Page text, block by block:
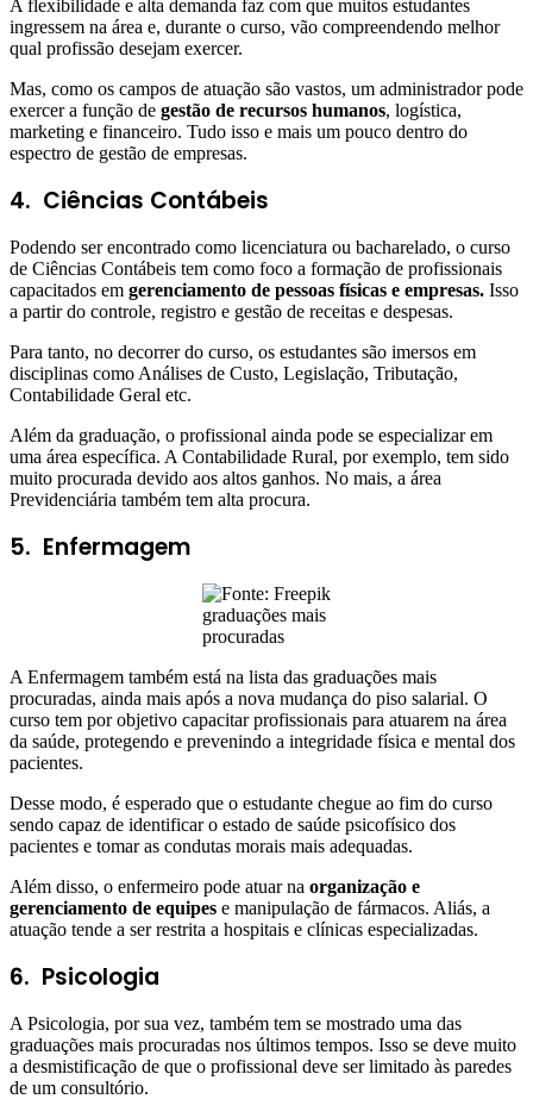
A flexibilidade e alta demanda faz com que muitos estudantes
ingressem na área e, durante o curso, vão compreendendo melhor
qual profissão desejam exercer.
Mas, como os campos de atuação são vastos, um administrador pode
exercer a função de gestão de recursos humanos, logística,
marketing e financeiro. Tudo isso e mais um pouco dentro do
espectro de gestão de empresas.
4. Ciências Contábeis
Podendo ser encontrado como licenciatura ou bacharelado, o curso
de Ciências Contábeis tem como foco a formação de profissionais
capacitados em gerenciamento de pessoas físicas e empresas. Isso
a partir do controle, registro e gestão de receitas e despesas.
Para tanto, no decorrer do curso, os estudantes são imersos em
disciplinas como Análises de Custo, Legislação, Tributação,
Contabilidade Geral etc.
Além da graduação, o profissional ainda pode se especializar em
uma área específica. A Contabilidade Rural, por exemplo, tem sido
muito procurada devido aos altos ganhos. No mais, a área
Previdenciária também tem alta procura.
5. Enfermagem
graduações mais
procuradas
A Enfermagem também está na lista das graduações mais
procuradas, ainda mais após a nova mudança do piso salarial. O
curso tem por objetivo capacitar profissionais para atuarem na área
da saúde, protegendo e prevenindo a integridade física e mental dos
pacientes.
Desse modo, é esperado que o estudante chegue ao fim do curso
sendo capaz de identificar o estado de saúde psicofísico dos
pacientes e tomar as condutas morais mais adequadas.
Além disso, o enfermeiro pode atuar na organização e
gerenciamento de equipes e manipulação de fármacos. Aliás, a
atuação tende a ser restrita a hospitais e clínicas especializadas.
6. Psicologia
A Psicologia, por sua vez, também tem se mostrado uma das
graduações mais procuradas nos últimos tempos. Isso se deve muito
a desmistificação de que o profissional deve ser limitado às paredes
de um consultório.